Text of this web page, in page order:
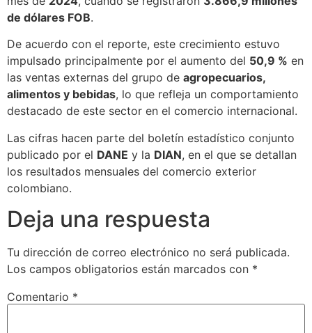
de dólares FOB.
De acuerdo con el reporte, este crecimiento estuvo
impulsado principalmente por el aumento del 50,9 % en
las ventas externas del grupo de agropecuarios,
alimentos y bebidas, lo que refleja un comportamiento
destacado de este sector en el comercio internacional.
Las cifras hacen parte del boletín estadístico conjunto
publicado por el DANE y la DIAN, en el que se detallan
los resultados mensuales del comercio exterior
colombiano.
Deja una respuesta
Tu dirección de correo electrónico no será publicada.
Los campos obligatorios están marcados con *
Comentario *